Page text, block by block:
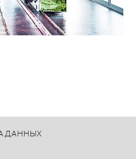
ДАННЫХ